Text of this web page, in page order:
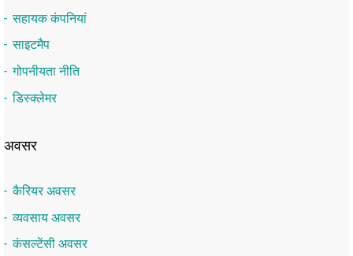
सहायक कंपनियां
साइटमैप
गोपनीयता नीति
डिस्क्लेमर
अवसर
कैरियर अवसर
व्यवसाय अवसर
कंसल्टेंसी अवसर